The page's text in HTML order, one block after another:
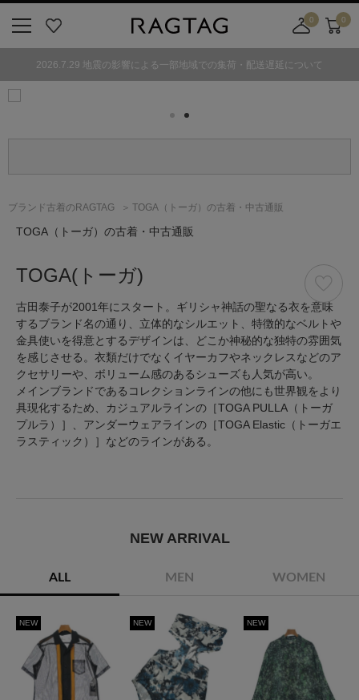
ボ
気
0
舗
ト
0
2026.7.29 地震の影響による一部地域での集荷・配送遅延について
ブランド古着のRAGTAG TOGA（トーガ）の古着・中古通販
TOGA （トーガ） の古着・中古通販
TOGA(トーガ)
古田泰子が2001年にスタート。ギリシャ神話の聖なる衣を意味
するブランド名の通り、立体的なシルエット、特徴的なベルトや
金具使いを得意とするデザインは、どこか神秘的な独特の雰囲気
を感じさせる。衣類だけでなくイヤーカフやネックレスなどのア
クセサリーや、ボリューム感のあるシューズも人気が高い。
メインブランドであるコレクションラインの他にも世界観をより
具現化するため、カジュアルラインの［TOGA PULLA（トーガ
プルラ）］、アンダーウェアラインの［TOGA Elastic（トーガエ
ラスティック）］などのラインがある。
NEW ARRIVAL
ALL MEN WOMEN
NEW NEW NEW